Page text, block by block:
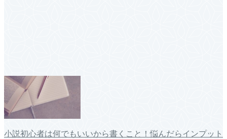
小説初心者は何でもいいから書くこと！悩んだらインプット